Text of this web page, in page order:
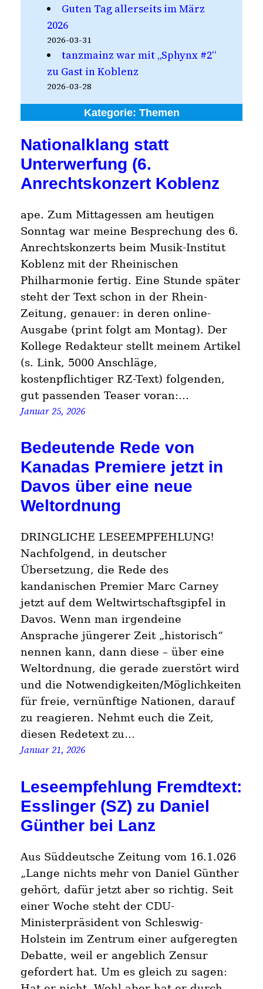
Guten Tag allerseits im März
2026
2026-03-31
tanzmainz war mit „Sphynx #2“
zu Gast in Koblenz
2026-03-28
Kategorie: Themen
Nationalklang statt
Unterwerfung (6.
Anrechtskonzert Koblenz
ape. Zum Mittagessen am heutigen
Sonntag war meine Besprechung des 6.
Anrechtskonzerts beim Musik-Institut
Koblenz mit der Rheinischen
Philharmonie fertig. Eine Stunde später
steht der Text schon in der Rhein-
Zeitung, genauer: in deren online-
Ausgabe (print folgt am Montag). Der
Kollege Redakteur stellt meinem Artikel
(s. Link, 5000 Anschläge,
kostenpflichtiger RZ-Text) folgenden,
gut passenden Teaser voran:…
Januar 25, 2026
Bedeutende Rede von
Kanadas Premiere jetzt in
Davos über eine neue
Weltordnung
DRINGLICHE LESEEMPFEHLUNG!
Nachfolgend, in deutscher
Übersetzung, die Rede des
kandanischen Premier Marc Carney
jetzt auf dem Weltwirtschaftsgipfel in
Davos. Wenn man irgendeine
Ansprache jüngerer Zeit „historisch“
nennen kann, dann diese – über eine
Weltordnung, die gerade zuerstört wird
und die Notwendigkeiten/Möglichkeiten
für freie, vernünftige Nationen, darauf
zu reagieren. Nehmt euch die Zeit,
diesen Redetext zu…
Januar 21, 2026
Leseempfehlung Fremdtext:
Esslinger (SZ) zu Daniel
Günther bei Lanz
Aus Süddeutsche Zeitung vom 16.1.026
„Lange nichts mehr von Daniel Günther
gehört, dafür jetzt aber so richtig. Seit
einer Woche steht der CDU-
Ministerpräsident von Schleswig-
Holstein im Zentrum einer aufgeregten
Debatte, weil er angeblich Zensur
gefordert hat. Um es gleich zu sagen: